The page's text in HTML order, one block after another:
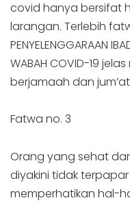
covid hanya bersifat
larangan. Terlebih
PENYELENGGARAAN
WABAH COVID-19
berjamaah dan
Fatwa no. 3
Orang yang sehat
diyakini tidak terpapar
memperhatikan hal-